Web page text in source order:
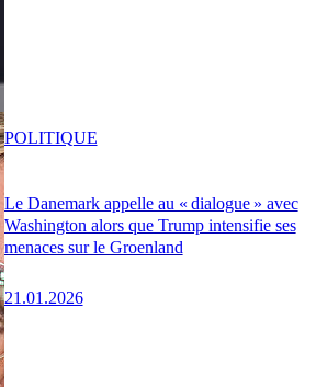
Le Danemark appelle au « dialogue » avec
Washington alors que Trump intensifie ses
menaces sur le Groenland
21.01.2026
POLITIQUE